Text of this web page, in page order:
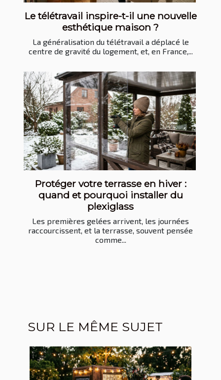
Le télétravail inspire-t-il une nouvelle
esthétique maison ?
La généralisation du télétravail a déplacé le
centre de gravité du logement, et, en France,...
Protéger votre terrasse en hiver :
quand et pourquoi installer du
plexiglass
Les premières gelées arrivent, les journées
raccourcissent, et la terrasse, souvent pensée
comme...
SUR LE MÊME SUJET